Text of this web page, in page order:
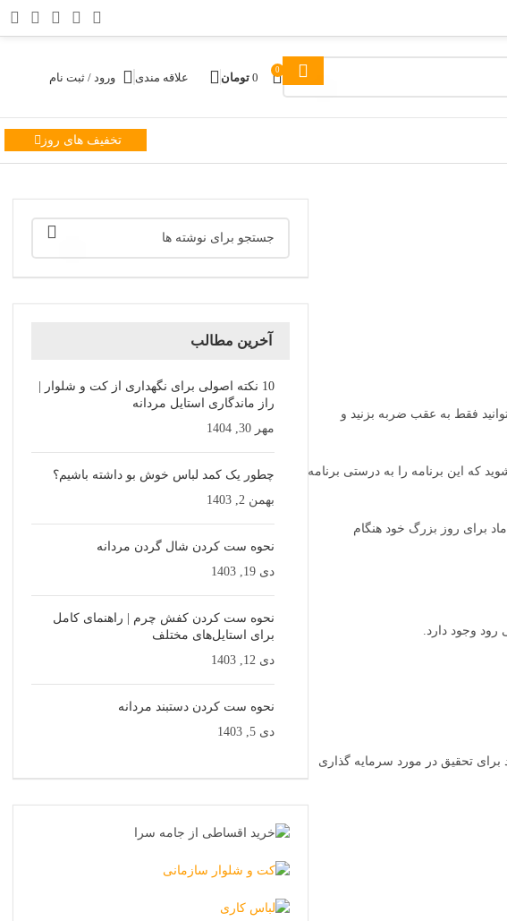
0
0 تومان علاقه مندی ورود / ثبت نام
تخفیف های روز
فقط به عقب ضربه بزنید و
که این برنامه را به درستی برنامه
برای روز بزرگ خود هنگام
وجود دارد.
تحقیق در مورد سرمایه گذاری
آخرین مطالب
10 نکته اصولی برای نگهداری از کت و شلوار |
راز ماندگاری استایل مردانه
مهر 30, 1404
چطور یک کمد لباس خوش بو داشته باشیم؟
بهمن 2, 1403
نحوه ست کردن شال گردن مردانه
دی 19, 1403
نحوه ست کردن کفش چرم | راهنمای کامل
برای استایل‌های مختلف
دی 12, 1403
نحوه ست کردن دستبند مردانه
دی 5, 1403